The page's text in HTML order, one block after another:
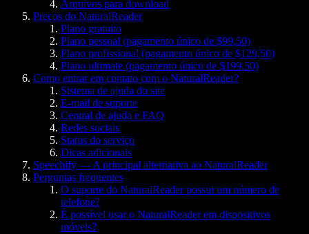
Arquivos para download
Preços do NaturalReader
Plano gratuito
Plano pessoal (pagamento único de $99,50)
Plano profissional (pagamento único de $129,50)
Plano ultimate (pagamento único de $199,50)
Como entrar em contato com o NaturalReader?
Sistema de ajuda do site
E-mail de suporte
Central de ajuda e FAQ
Redes sociais
Status do serviço
Dicas adicionais
Speechify — A principal alternativa ao NaturalReader
Perguntas frequentes
O suporte do NaturalReader possui um número de
telefone?
É possível usar o NaturalReader em dispositivos
móveis?